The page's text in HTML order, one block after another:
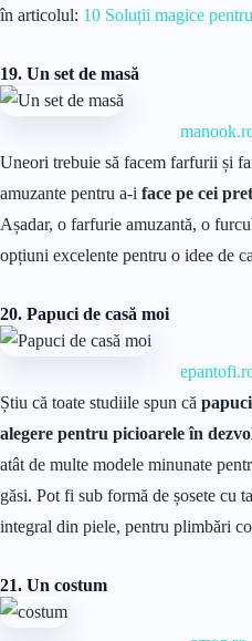
în articolul: 10 Soluții magice
19. Un set de masă
Uneori trebuie să facem farfurii și
amuzante pentru a-i face pe cei
Așadar, o farfurie amuzantă, o
opțiuni excelente pentru o idee de
20. Papuci de casă moi
Știu că toate studiile spun că
alegere pentru picioarele în
atât de multe modele minunate
găsi. Pot fi sub formă de șosete cu
integral din piele, pentru plimbări
21. Un costum